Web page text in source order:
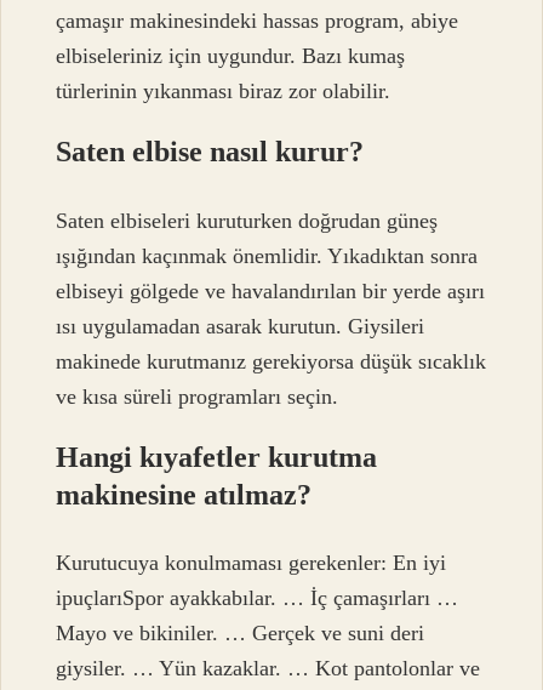
çamaşır makinesindeki hassas program, abiye
elbiseleriniz için uygundur. Bazı kumaş
türlerinin yıkanması biraz zor olabilir.
Saten elbise nasıl kurur?
Saten elbiseleri kuruturken doğrudan güneş
ışığından kaçınmak önemlidir. Yıkadıktan sonra
elbiseyi gölgede ve havalandırılan bir yerde aşırı
ısı uygulamadan asarak kurutun. Giysileri
makinede kurutmanız gerekiyorsa düşük sıcaklık
ve kısa süreli programları seçin.
Hangi kıyafetler kurutma
makinesine atılmaz?
Kurutucuya konulmaması gerekenler: En iyi
ipuçlarıSpor ayakkabılar. … İç çamaşırları …
Mayo ve bikiniler. … Gerçek ve suni deri
giysiler. … Yün kazaklar. … Kot pantolonlar ve